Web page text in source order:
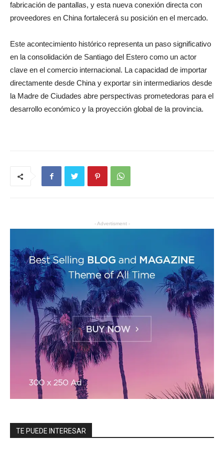
fabricación de pantallas, y esta nueva conexión directa con
proveedores en China fortalecerá su posición en el mercado.
Este acontecimiento histórico representa un paso significativo
en la consolidación de Santiago del Estero como un actor
clave en el comercio internacional. La capacidad de importar
directamente desde China y exportar sin intermediarios desde
la Madre de Ciudades abre perspectivas prometedoras para el
desarrollo económico y la proyección global de la provincia.
- Advertisment -
TE PUEDE INTERESAR